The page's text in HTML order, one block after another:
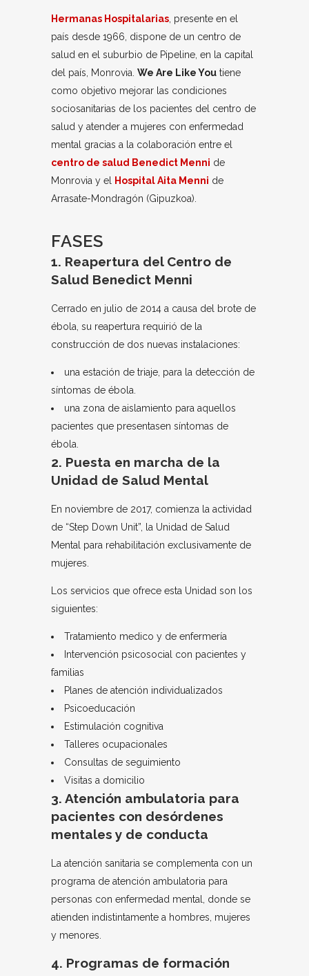
Hermanas Hospitalarias , presente en el
país desde 1966, dispone de un centro de
salud en el suburbio de Pipeline, en la capital
del país, Monrovia. We Are Like You tiene
como objetivo mejorar las condiciones
sociosanitarias de los pacientes del centro de
salud y atender a mujeres con enfermedad
mental gracias a la colaboración entre el
centro de salud Benedict Menni de
Monrovia y el
Hospital Aita Menni de
Arrasate-Mondragón (Gipuzkoa).
FASES
1. Reapertura del Centro de
Salud Benedict Menni
Cerrado en julio de 2014 a causa del brote de
ébola, su reapertura requirió de la
construcción de dos nuevas instalaciones:
una estación de triaje, para la detección de
síntomas de ébola.
una zona de aislamiento para aquellos
pacientes que presentasen síntomas de
ébola.
2. Puesta en marcha de la
Unidad de Salud Mental
En noviembre de 2017, comienza la actividad
de “Step Down Unit”, la Unidad de Salud
Mental para rehabilitación exclusivamente de
mujeres.
Los servicios que ofrece esta Unidad son los
siguientes:
Tratamiento medico y de enfermería
Intervención psicosocial con pacientes y
familias
Planes de atención individualizados
Psicoeducación
Estimulación cognitiva
Talleres ocupacionales
Consultas de seguimiento
Visitas a domicilio
3. Atención ambulatoria para
pacientes con desórdenes
mentales y de conducta
La atención sanitaria se complementa con un
programa de atención ambulatoria para
personas con enfermedad mental, donde se
atienden indistintamente a hombres, mujeres
y menores.
4. Programas de formación